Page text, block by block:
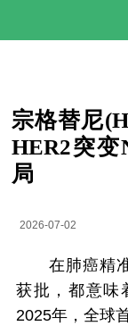
宗格替尼
HER2突变
局
2026-07-02
在肺癌精准
获批，都意味
2025年，全球